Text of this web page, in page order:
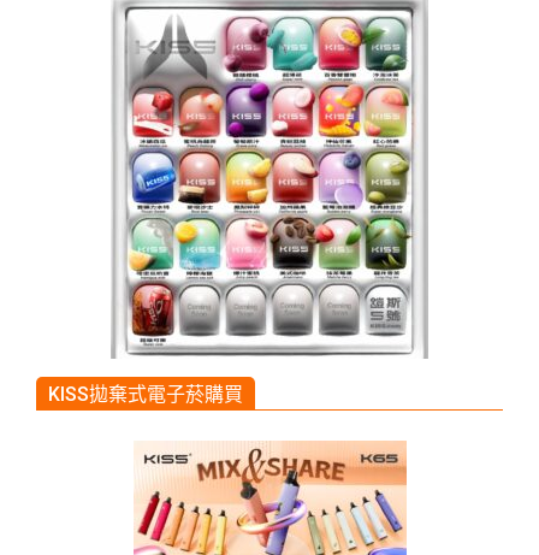
KISS拋棄式電子菸購買